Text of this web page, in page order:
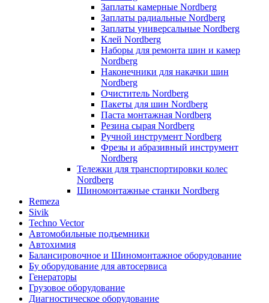
Заплаты камерные Nordberg
Заплаты радиальные Nordberg
Заплаты универсальные Nordberg
Клей Nordberg
Наборы для ремонта шин и камер
Nordberg
Наконечники для накачки шин
Nordberg
Очиститель Nordberg
Пакеты для шин Nordberg
Паста монтажная Nordberg
Резина сырая Nordberg
Ручной инструмент Nordberg
Фрезы и абразивный инструмент
Nordberg
Тележки для транспортировки колес
Nordberg
Шиномонтажные станки Nordberg
Remeza
Sivik
Techno Vector
Автомобильные подъемники
Автохимия
Балансировочное и Шиномонтажное оборудование
Бу оборудование для автосервиса
Генераторы
Грузовое оборудование
Диагностическое оборудование